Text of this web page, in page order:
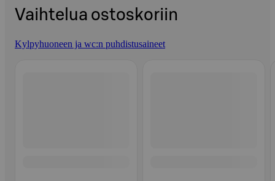
Vaihtelua ostoskoriin
Kylpyhuoneen ja wc:n puhdistusaineet